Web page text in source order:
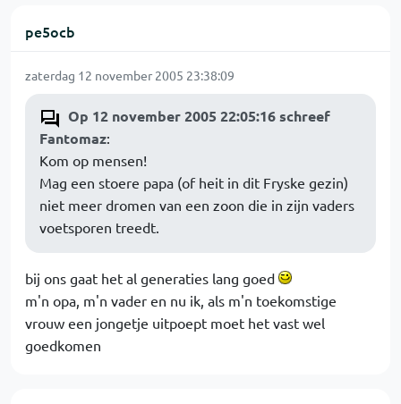
pe5ocb
zaterdag 12 november 2005 23:38:09
Op 12 november 2005 22:05:16 schreef
Fantomaz:
Kom op mensen!
Mag een stoere papa (of heit in dit Fryske gezin)
niet meer dromen van een zoon die in zijn vaders
voetsporen treedt.
bij ons gaat het al generaties lang goed
m'n opa, m'n vader en nu ik, als m'n toekomstige
vrouw een jongetje uitpoept moet het vast wel
goedkomen